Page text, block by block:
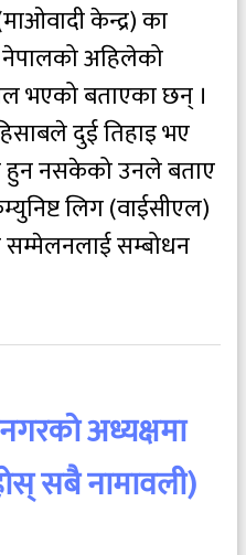
केन्द्र) का
नेपालको अहिलेको
भएको बताएका छन् ।
दुई तिहाइ भए
हुन नसकेको उनले बताए
लिग (वाईसीएल)
सम्मेलनलाई सम्बोधन
अध्यक्षमा
सबै नामावली)